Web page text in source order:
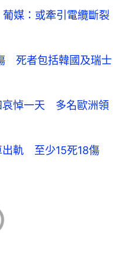
媒：或牽引電纜斷裂
死者包括韓國及瑞士
哀悼一天 多名歐洲領
出軌 至少15死18傷